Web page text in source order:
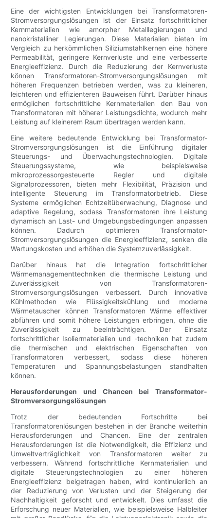
Eine der wichtigsten Entwicklungen bei Transformatoren-
Stromversorgungslösungen ist der Einsatz fortschrittlicher
Kernmaterialien wie amorpher Metalllegierungen und
nanokristalliner Legierungen. Diese Materialien bieten im
Vergleich zu herkömmlichen Siliziumstahlkernen eine höhere
Permeabilität, geringere Kernverluste und eine verbesserte
Energieeffizienz. Durch die Reduzierung der Kernverluste
können Transformatoren-Stromversorgungslösungen mit
höheren Frequenzen betrieben werden, was zu kleineren,
leichteren und effizienteren Bauweisen führt. Darüber hinaus
ermöglichen fortschrittliche Kernmaterialien den Bau von
Transformatoren mit höherer Leistungsdichte, wodurch mehr
Leistung auf kleinerem Raum übertragen werden kann.
Eine weitere bedeutende Entwicklung bei Transformator-
Stromversorgungslösungen ist die Einführung digitaler
Steuerungs- und Überwachungstechnologien. Digitale
Steuerungssysteme, wie beispielsweise
mikroprozessorgesteuerte Regler und digitale
Signalprozessoren, bieten mehr Flexibilität, Präzision und
intelligente Steuerung im Transformatorbetrieb. Diese
Systeme ermöglichen Echtzeitüberwachung, Diagnose und
adaptive Regelung, sodass Transformatoren ihre Leistung
dynamisch an Last- und Umgebungsbedingungen anpassen
können. Dadurch optimieren Transformator-
Stromversorgungslösungen die Energieeffizienz, senken die
Wartungskosten und erhöhen die Systemzuverlässigkeit.
Darüber hinaus hat die Integration fortschrittlicher
Wärmemanagementtechniken die thermische Leistung und
Zuverlässigkeit von Transformatoren-
Stromversorgungslösungen verbessert. Durch innovative
Kühlmethoden wie Flüssigkeitskühlung und moderne
Wärmetauscher können Transformatoren Wärme effektiver
abführen und somit höhere Leistungen erbringen, ohne die
Zuverlässigkeit zu beeinträchtigen. Der Einsatz
fortschrittlicher Isoliermaterialien und -techniken hat zudem
die thermischen und elektrischen Eigenschaften von
Transformatoren verbessert, sodass diese höheren
Temperaturen und Spannungsbelastungen standhalten
können.
Herausforderungen und Chancen bei Transformator-
Stromversorgungslösungen
Trotz der bedeutenden Fortschritte bei
Transformatorenlösungen bestehen in der Branche weiterhin
Herausforderungen und Chancen. Eine der zentralen
Herausforderungen ist die Notwendigkeit, die Effizienz und
Umweltverträglichkeit von Transformatoren weiter zu
verbessern. Während fortschrittliche Kernmaterialien und
digitale Steuerungstechnologien zu einer höheren
Energieeffizienz beigetragen haben, wird kontinuierlich an
der Reduzierung von Verlusten und der Steigerung der
Nachhaltigkeit geforscht und entwickelt. Dies umfasst die
Erforschung neuer Materialien, wie beispielsweise Halbleiter